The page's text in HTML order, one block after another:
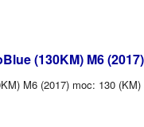
(130KM) M6 (2017)
M6 (2017) moc: 130